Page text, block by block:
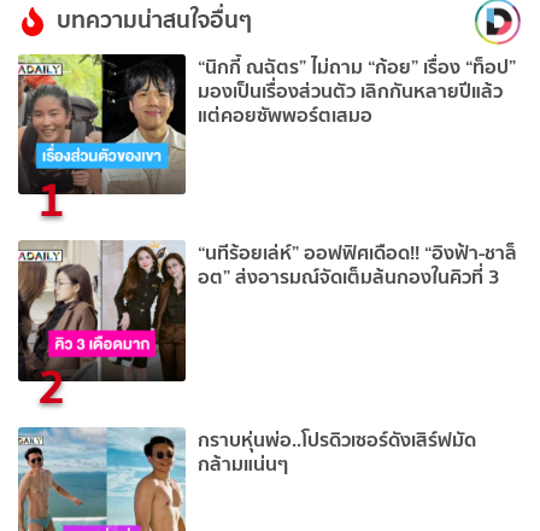
บทความน่าสนใจอื่นๆ
1
“นิกกี้ ณฉัตร” ไม่ถาม “ก้อย” เรื่อง “ท็อป”
มองเป็นเรื่องส่วนตัว เลิกกันหลายปีแล้ว
แต่คอยซัพพอร์ตเสมอ
2
“นทีร้อยเล่ห์” ออฟฟิศเดือด!! “อิงฟ้า-ชาล็
อต” ส่งอารมณ์จัดเต็มล้นกองในคิวที่ 3
กราบหุ่นพ่อ..โปรดิวเซอร์ดังเสิร์ฟมัด
กล้ามแน่นๆ